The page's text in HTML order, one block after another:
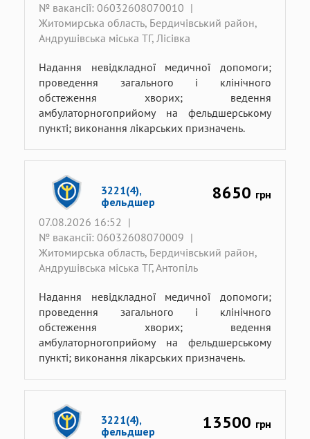
№ вакансії: 06032608070010 |
Житомирська область, Бердичівський район,
Андрушівська міська ТГ, Лісівка
Надання невідкладної медичної допомоги;
проведення загального і клінічного
обстеження хворих; ведення
амбулаторногоприйому на фельдшерському
пункті; виконання лікарських призначень.
3221(4),
фельдшер
8650 грн
07.08.2026 16:52 |
№ вакансії: 06032608070009 |
Житомирська область, Бердичівський район,
Андрушівська міська ТГ, Антопіль
Надання невідкладної медичної допомоги;
проведення загального і клінічного
обстеження хворих; ведення
амбулаторногоприйому на фельдшерському
пункті; виконання лікарських призначень.
3221(4),
фельдшер
13500 грн